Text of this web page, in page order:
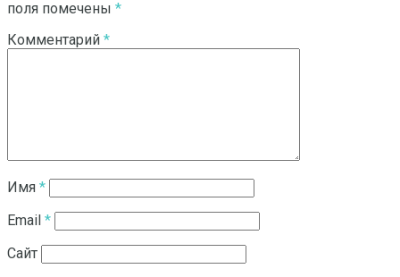
Смотреть все результаты
поля помечены *
Комментарий *
Имя *
Email *
Сайт